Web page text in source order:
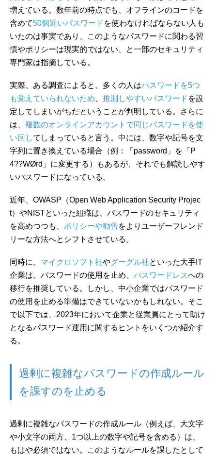
増えている。数年前の時点でも、オフラインのコードを
含めて50個近いパスワード を使わなければならない人も
いたのは事実であり、このようなパスワードに関わる習
慣やポリシーは現実的ではない、と一部のセキュリティ
専門家は指摘している。
実際、ある調査によると、多くの人はパスワードを5つ
も覚えていられないため
推測しやすいパスワード を設
定してしまいがちだということが判明している。さらに
は、 複数のオンラインアカウントで同じパスワードを使
い回してしまっていると言う。中には、数字や記号を文
字列に置き換えている場合（例：「password」を「P
4??WØrd」に変更する）もあるが、それでも解読しやす
いパスワードになっている。
近年、OWASP（Open Web Application Security Projec
t）やNISTといった組織は、パスワードのセキュリティ
を高めつつも、 ポリシーや勧告をよりユーザーフレンド
リーな方法へとシフトさせている。
同時に、 マイクロソフト社やグーグル社といった大手IT
企業は、パスワードの使用を止め、 パスワードレスへの
移行を推奨している。しかし、中小企業ではパスワード
の使用を止める準備はできていないかもしれない。そこ
で以下では、2023年において企業と従業員にとって助け
となるパスワード運用に関するヒントをいくつか紹介す
る。
過剰に複雑なパスワードの作成ルール
を課すのを止める
過剰に複雑なパスワードの作成ルール（例えば、大文字
や小文字の両方、1つ以上の数字や記号を含める）は、
もはや必須ではない。このようなルールを課したとして